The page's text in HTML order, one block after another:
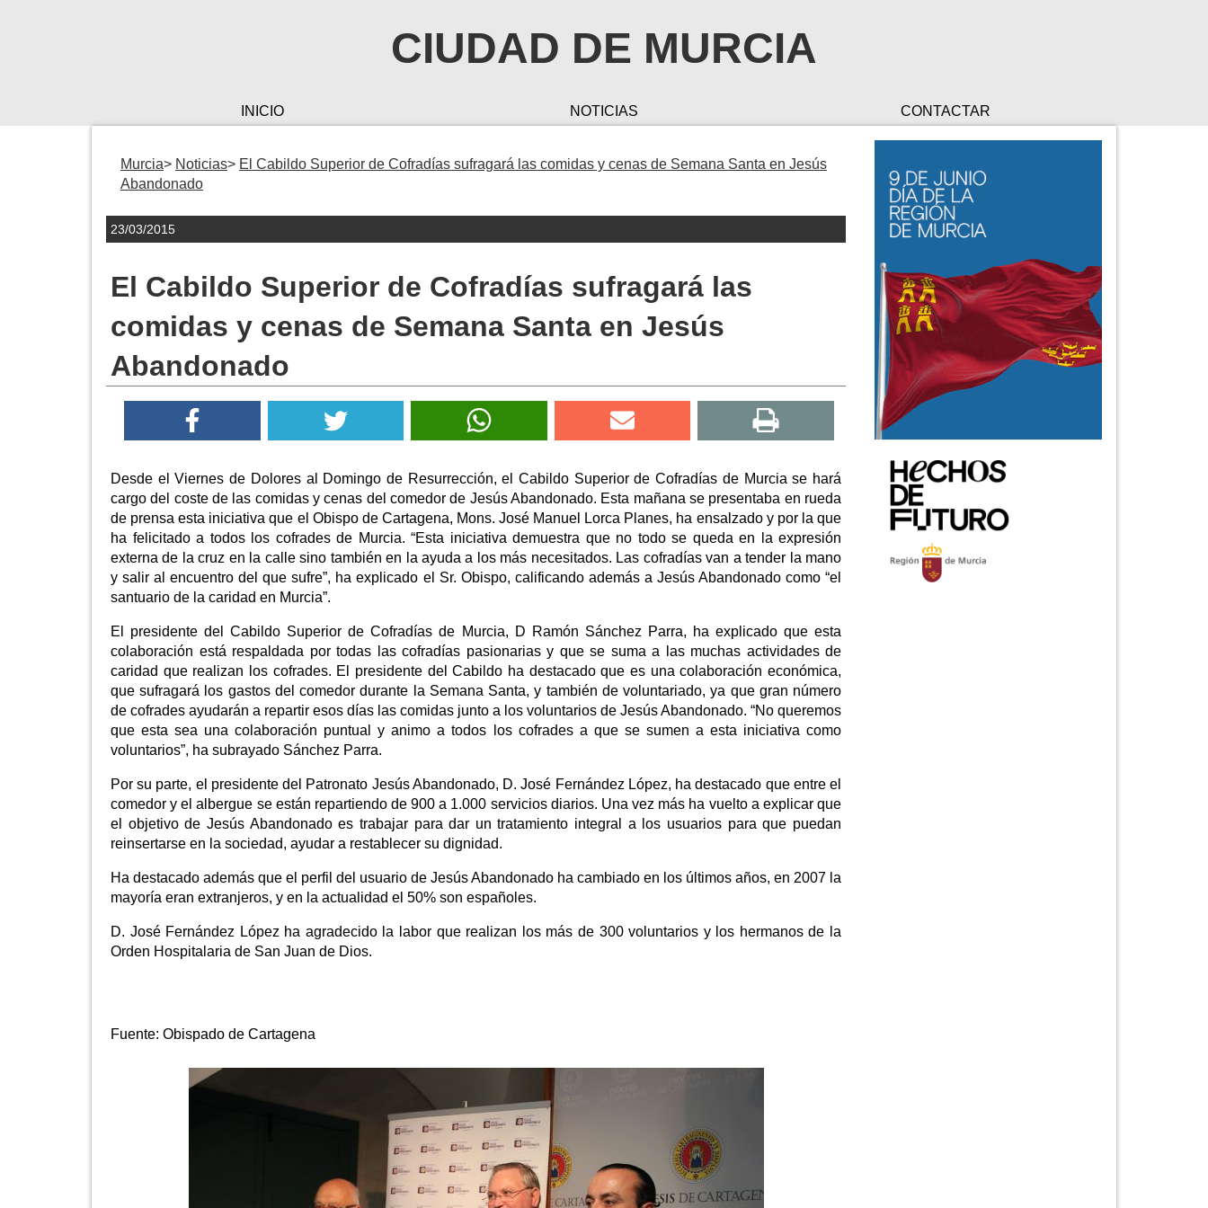
CIUDAD DE MURCIA
INICIO NOTICIAS CONTACTAR
Murcia Noticias
El Cabildo Superior de Cofradías sufragará las comidas y cenas de Semana Santa en Jesús
Abandonado
23/03/2015
El Cabildo Superior de Cofradías sufragará las
comidas y cenas de Semana Santa en Jesús
Abandonado
Desde el Viernes de Dolores al Domingo de Resurrección, el Cabildo Superior de Cofradías de Murcia se hará
cargo del coste de las comidas y cenas del comedor de Jesús Abandonado. Esta mañana se presentaba en rueda
de prensa esta iniciativa que el Obispo de Cartagena, Mons. José Manuel Lorca Planes, ha ensalzado y por la que
ha felicitado a todos los cofrades de Murcia. “Esta iniciativa demuestra que no todo se queda en la expresión
externa de la cruz en la calle sino también en la ayuda a los más necesitados. Las cofradías van a tender la mano
y salir al encuentro del que sufre”, ha explicado el Sr. Obispo, calificando además a Jesús Abandonado como “el
santuario de la caridad en Murcia”.
El presidente del Cabildo Superior de Cofradías de Murcia, D Ramón Sánchez Parra, ha explicado que esta
colaboración está respaldada por todas las cofradías pasionarias y que se suma a las muchas actividades de
caridad que realizan los cofrades. El presidente del Cabildo ha destacado que es una colaboración económica,
que sufragará los gastos del comedor durante la Semana Santa, y también de voluntariado, ya que gran número
de cofrades ayudarán a repartir esos días las comidas junto a los voluntarios de Jesús Abandonado. “No queremos
que esta sea una colaboración puntual y animo a todos los cofrades a que se sumen a esta iniciativa como
voluntarios”, ha subrayado Sánchez Parra.
Por su parte, el presidente del Patronato Jesús Abandonado, D. José Fernández López, ha destacado que entre el
comedor y el albergue se están repartiendo de 900 a 1.000 servicios diarios. Una vez más ha vuelto a explicar que
el objetivo de Jesús Abandonado es trabajar para dar un tratamiento integral a los usuarios para que puedan
reinsertarse en la sociedad, ayudar a restablecer su dignidad.
Ha destacado además que el perfil del usuario de Jesús Abandonado ha cambiado en los últimos años, en 2007 la
mayoría eran extranjeros, y en la actualidad el 50% son españoles.
D. José Fernández López ha agradecido la labor que realizan los más de 300 voluntarios y los hermanos de la
Orden Hospitalaria de San Juan de Dios.
Fuente: Obispado de Cartagena